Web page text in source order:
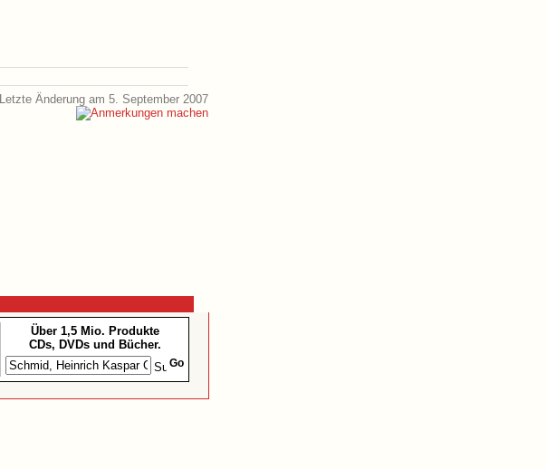
Letzte Änderung am 5. September 2007
Über 1,5 Mio. Produkte
CDs, DVDs und Bücher.
Go